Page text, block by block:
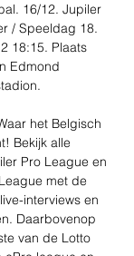
16/12. Jupiler
/ Speeldag 18.
18:15. Plaats
Edmond
het Belgisch
Bekijk alle
Pro League en
met de
interviews en
Daarbovenop
van de Lotto